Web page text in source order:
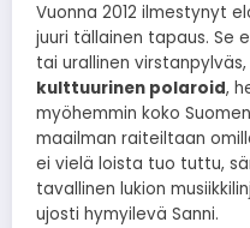
Vuonna 2012 ilmestynyt
juuri tällainen tapaus. Se
tai urallinen
kulttuurinen polaroid,
myöhemmin koko
maailman raiteiltaan
ei vielä loista tuo tuttu,
tavallinen lukion
ujosti hymyilevä Sanni.